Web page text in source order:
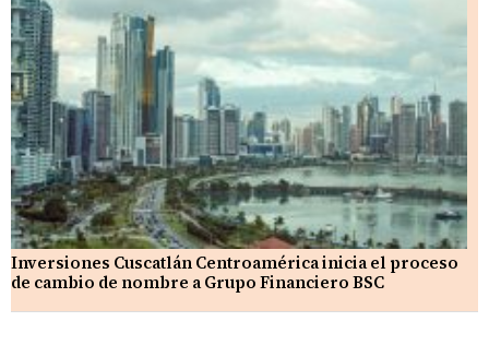
Inversiones Cuscatlán Centroamérica inicia el proceso
de cambio de nombre a Grupo Financiero BSC